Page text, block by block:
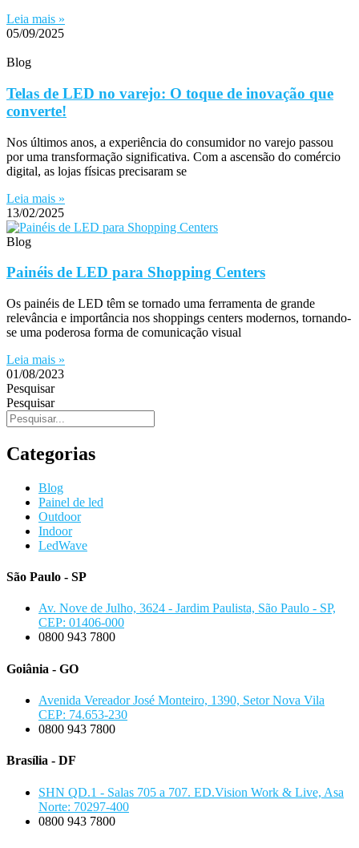
Leia mais »
05/09/2025
Blog
Telas de LED no varejo: O toque de inovação que
converte!
Nos últimos anos, a experiência do consumidor no varejo passou
por uma transformação significativa. Com a ascensão do comércio
digital, as lojas físicas precisaram se
Leia mais »
13/02/2025
Blog
Painéis de LED para Shopping Centers
Os painéis de LED têm se tornado uma ferramenta de grande
relevância e importância nos shoppings centers modernos, tornando-
se uma poderosa forma de comunicação visual
Leia mais »
01/08/2023
Pesquisar
Pesquisar
Categorias
Blog
Painel de led
Outdoor
Indoor
LedWave
São Paulo - SP
Av. Nove de Julho, 3624 - Jardim Paulista, São Paulo - SP,
CEP: 01406-000
0800 943 7800
Goiânia - GO
Avenida Vereador José Monteiro, 1390, Setor Nova Vila
CEP: 74.653-230
0800 943 7800
Brasília - DF
SHN QD.1 - Salas 705 a 707. ED.Vision Work & Live, Asa
Norte: 70297-400
0800 943 7800